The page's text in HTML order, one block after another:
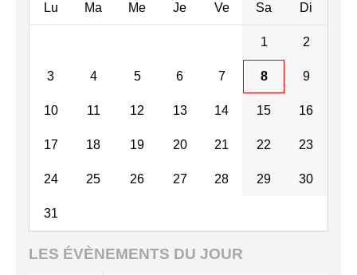
Lu Ma Me Je Ve Sa Di
1 2
3 4 5 6 7 8 9
10 11 12 13 14 15 16
17 18 19 20 21 22 23
24 25 26 27 28 29 30
31
LES ÉVÈNEMENTS DU JOUR